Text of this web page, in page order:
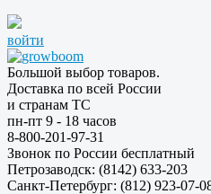
войти
Большой выбор товаров.
Доставка по всей России
и странам ТС
пн-пт 9 - 18 часов
8-800-201-97-31
Звонок по России бесплатный
Петрозаводск: (8142) 633-203
Санкт-Петербург: (812) 923-07-